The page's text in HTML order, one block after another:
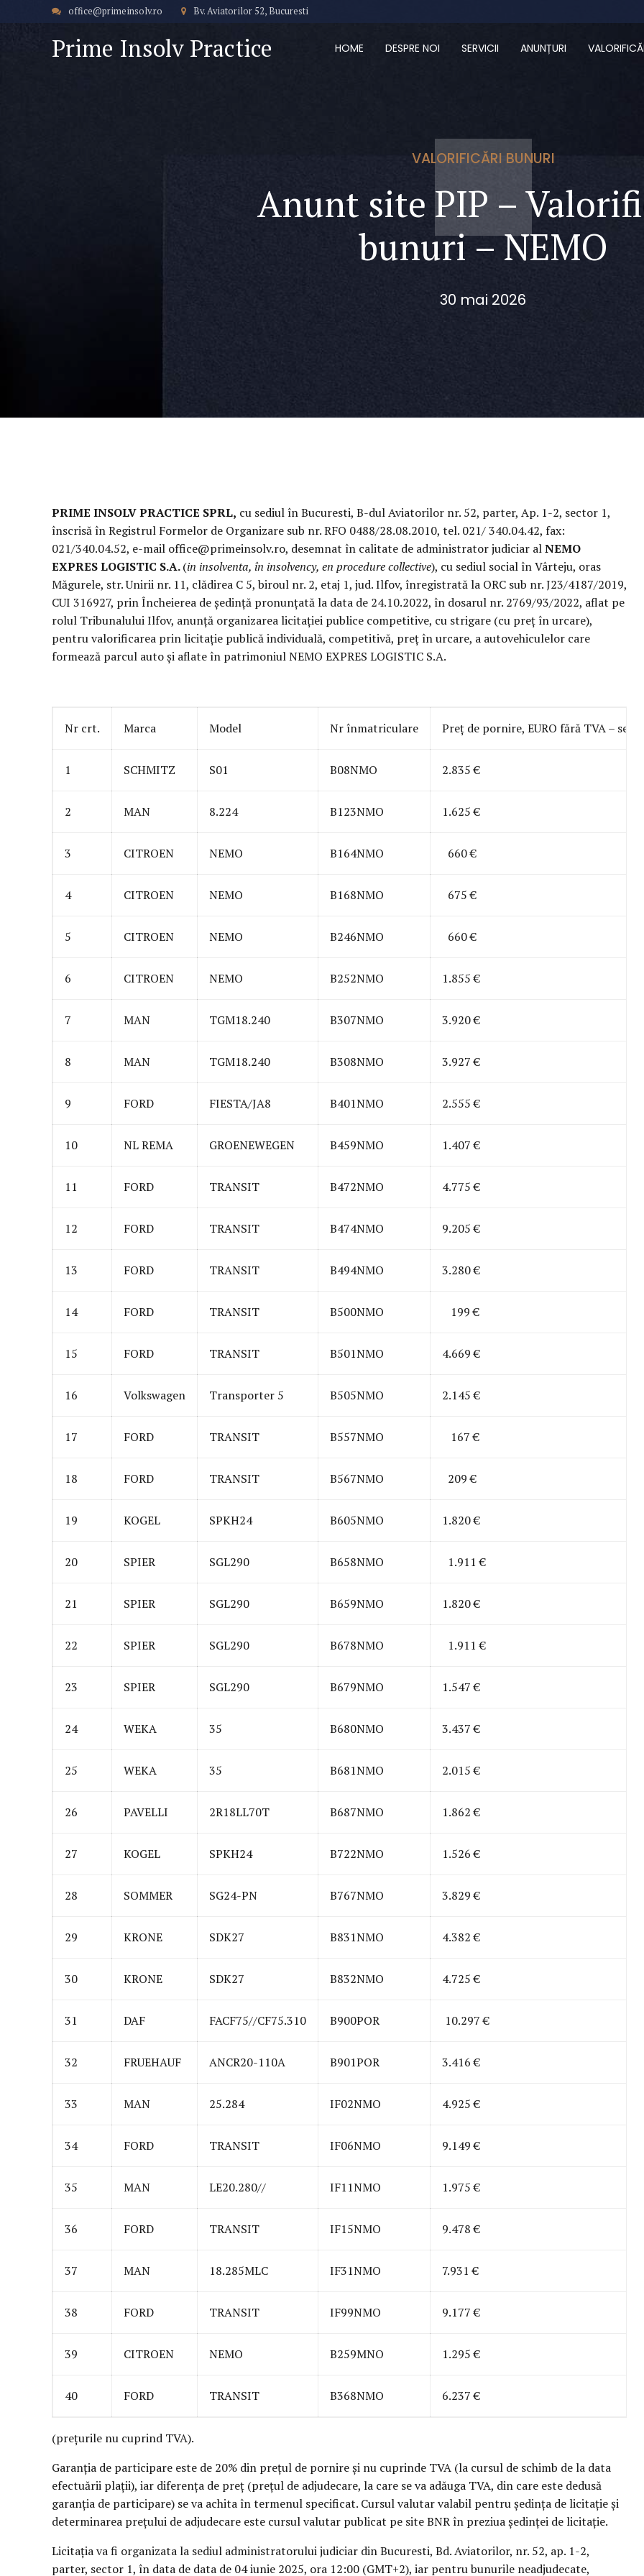
office@primeinsolv.ro Bv. Aviatorilor 52, Bucuresti
Prime Insolv Practice HOME DESPRE NOI SERVICII ANUNȚURI
VALORIFICĂRI BUNURI
Anunt site PIP –
bunuri – NEMO
30 mai 2026
PRIME INSOLV PRACTICE SPRL, cu sediul în Bucuresti, B-dul Aviatorilor nr. 52, parter, Ap. 1-2, sector 1,
înscrisă în Registrul Formelor de Organizare sub nr. RFO 0488/28.08.2010, tel. 021/ 340.04.42, fax:
021/340.04.52, e-mail office@primeinsolv.ro, desemnat în calitate de administrator judiciar alNEMO
EXPRES LOGISTIC S.A.(in insolventa, în insolvency, en procedure collective), cu sediul social în Vârteju, oras
Măgurele, str. Unirii nr. 11, clădirea C 5, biroul nr. 2, etaj 1, jud. Ilfov, înregistrată la ORC sub nr. J23/4187/2019,
CUI 316927, prin Încheierea de ședință pronunţată la data de 24.10.2022, în dosarul nr. 2769/93/2022, aflat pe
rolul Tribunalului Ilfov, anunță organizarea licitației publice competitive, cu strigare (cu preț în urcare),
pentru valorificarea prin licitație publică individuală, competitivă, preț în urcare, a autovehiculelor care
formează parcul auto și aflate în patrimoniul NEMO EXPRES LOGISTIC S.A.
Nr crt. Marca Model Nr înmatriculare Preț de pornire, EURO fără TVA – set V
1 SCHMITZ S01 B08NMO 2.835 €
2 MAN 8.224 B123NMO 1.625 €
3 CITROEN NEMO B164NMO 660 €
4 CITROEN NEMO B168NMO 675 €
5 CITROEN NEMO B246NMO 660 €
6 CITROEN NEMO B252NMO 1.855 €
7 MAN TGM18.240 B307NMO 3.920 €
8 MAN TGM18.240 B308NMO 3.927 €
9 FORD FIESTA/JA8 B401NMO 2.555 €
10 NL REMA GROENEWEGEN B459NMO 1.407 €
11 FORD TRANSIT B472NMO 4.775 €
12 FORD TRANSIT B474NMO 9.205 €
13 FORD TRANSIT B494NMO 3.280 €
14 FORD TRANSIT B500NMO 199 €
15 FORD TRANSIT B501NMO 4.669 €
16 Volkswagen Transporter 5 B505NMO 2.145 €
17 FORD TRANSIT B557NMO 167 €
18 FORD TRANSIT B567NMO 209 €
19 KOGEL SPKH24 B605NMO 1.820 €
20 SPIER SGL290 B658NMO 1.911 €
21 SPIER SGL290 B659NMO 1.820 €
22 SPIER SGL290 B678NMO 1.911 €
23 SPIER SGL290 B679NMO 1.547 €
24 WEKA 35 B680NMO 3.437 €
25 WEKA 35 B681NMO 2.015 €
26 PAVELLI 2R18LL70T B687NMO 1.862 €
27 KOGEL SPKH24 B722NMO 1.526 €
28 SOMMER SG24-PN B767NMO 3.829 €
29 KRONE SDK27 B831NMO 4.382 €
30 KRONE SDK27 B832NMO 4.725 €
31 DAF FACF75//CF75.310 B900POR 10.297 €
32 FRUEHAUF ANCR20-110A B901POR 3.416 €
33 MAN 25.284 IF02NMO 4.925 €
34 FORD TRANSIT IF06NMO 9.149 €
35 MAN LE20.280// IF11NMO 1.975 €
36 FORD TRANSIT IF15NMO 9.478 €
37 MAN 18.285MLC IF31NMO 7.931 €
38 FORD TRANSIT IF99NMO 9.177 €
39 CITROEN NEMO B259MNO 1.295 €
40 FORD TRANSIT B368NMO 6.237 €
(prețurile nu cuprind TVA).
Garanția de participare este de 20% din prețul de pornire și nu cuprinde TVA (la cursul de schimb de la data
efectuării plații), iar diferența de preț (prețul de adjudecare, la care se va adăuga TVA, din care este dedusă
garanția de participare) se va achita în termenul specificat. Cursul valutar valabil pentru ședința de licitație și
determinarea prețului de adjudecare este cursul valutar publicat pe site BNR în preziua ședinței de licitație.
Licitația va fi organizata la sediul administratorului judiciar din Bucuresti, Bd. Aviatorilor, nr. 52, ap. 1-2,
parter, sector 1, în data de data de 04 iunie 2025, ora 12:00 (GMT+2), iar pentru bunurile neadjudecate,